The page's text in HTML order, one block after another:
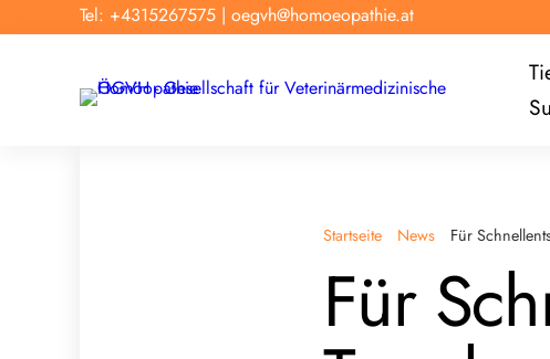
Tel: +4315267575 | oegvh@homoeopathie.at
Startseite News Für
Für